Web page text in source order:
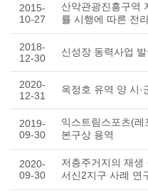
2015-
10-27
산악관광진흥구역
률 시행에 따른 전
2018-
12-30
신성장 동력사업
2020-
12-31
옥정호 유역 양 시·
2019-
09-30
익스트림스포츠(레
본구상 용역
2020-
09-30
저층주거지의 재생
서신2지구 사례 연